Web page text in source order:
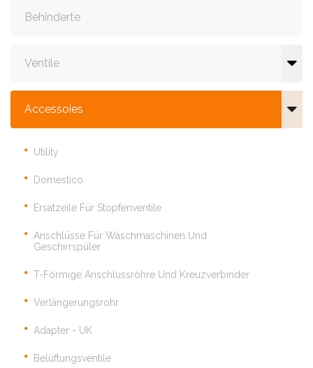
Behinderte
Ventile
Accessoies
Utility
Domestico
Ersatzeile Für Stopfenventile
Anschlüsse Für Waschmaschinen Und
Geschirrspüler
T-Förmige Anschlussröhre Und Kreuzverbinder
Verlängerungsrohr
Adapter - UK
Belüftungsventile